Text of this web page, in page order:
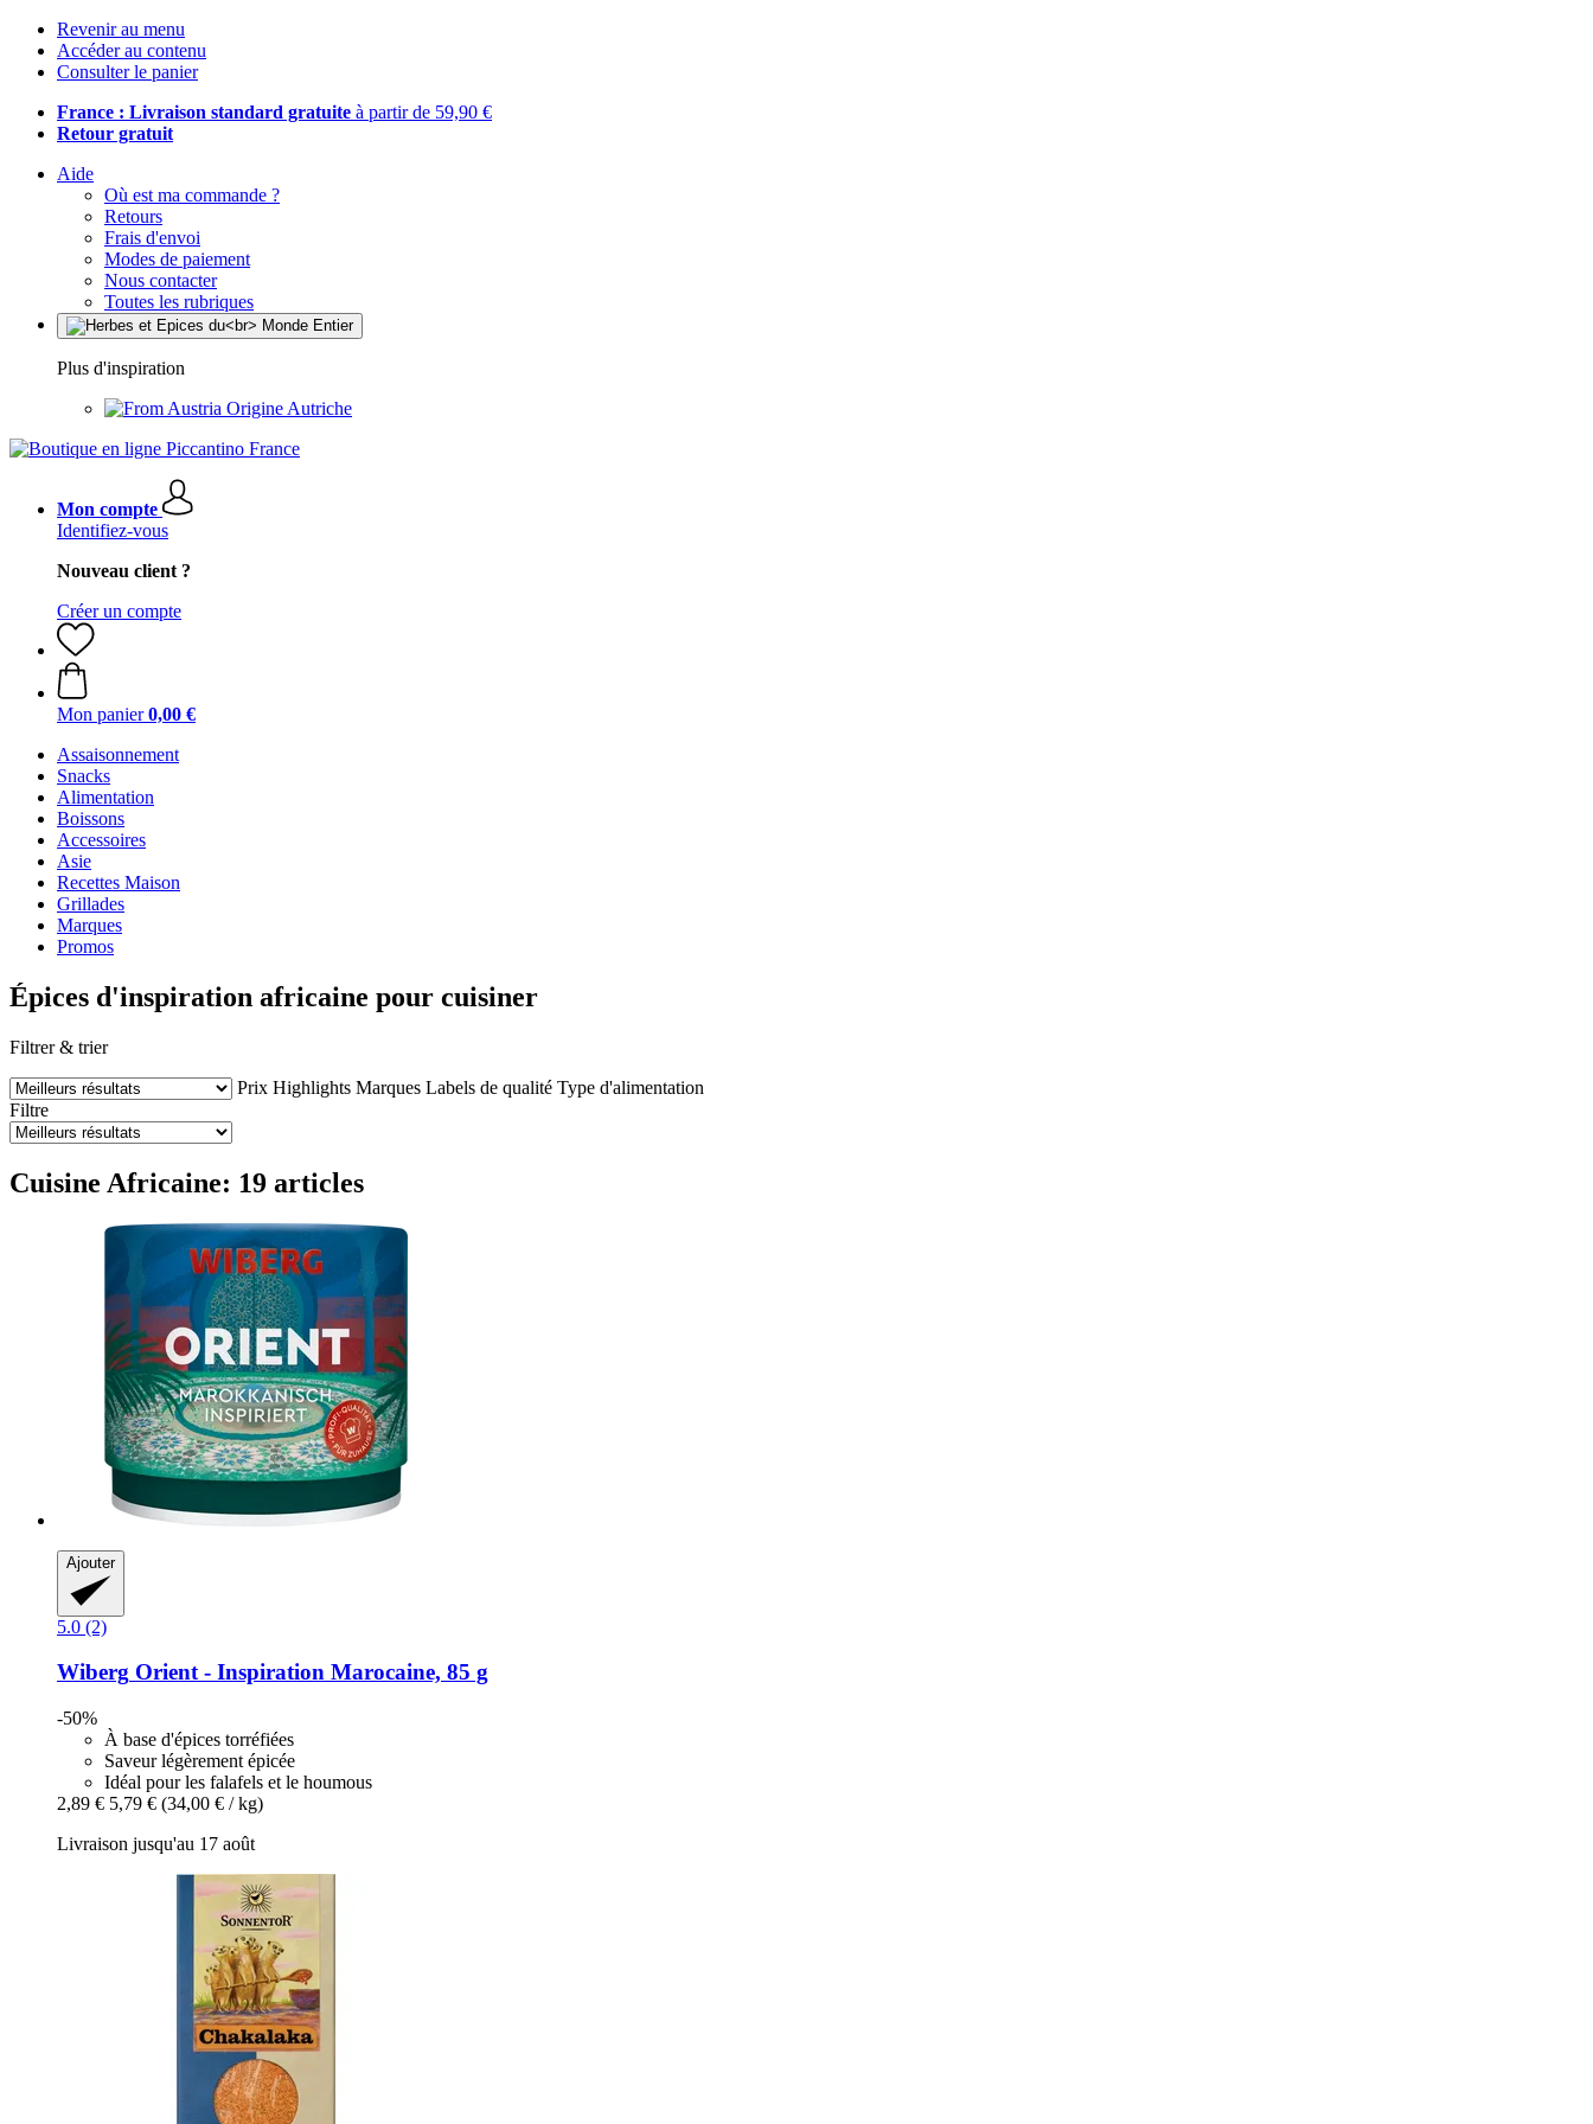
Revenir au menu
Accéder au contenu
Consulter le panier
France : Livraison standard gratuite à partir de 59,90 €
Retour gratuit
Aide
Où est ma commande ?
Retours
Frais d'envoi
Modes de paiement
Nous contacter
Toutes les rubriques
Plus d'inspiration
Origine Autriche
Mon compte
Identifiez-vous
Nouveau client ?
Créer un compte
Mon panier 0,00 €
Assaisonnement
Snacks
Alimentation
Boissons
Accessoires
Asie
Recettes Maison
Grillades
Marques
Promos
Épices d'inspiration africaine pour cuisiner
Filtrer & trier
Prix Highlights Marques Labels de qualité Type d'alimentation
Filtre
Cuisine Africaine: 19 articles
Ajouter
5.0 (2)
Wiberg Orient -​ Inspiration Marocaine, 85 g
-50%
À base d'épices torréfiées
Saveur légèrement épicée
Idéal pour les falafels et le houmous
2,89 € 5,79 € (34,00 € / kg)
Livraison jusqu'au 17 août